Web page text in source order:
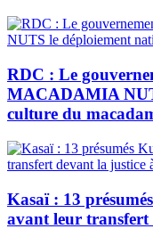
RDC : Le
MACADAMIA
culture du
Kasaï : 13
avant leur transfert